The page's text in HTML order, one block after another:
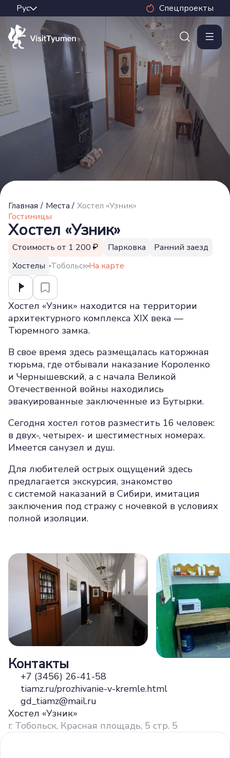
Спецпроекты
Главная / Места / Хостел «Узник»
Гостиницы
Хостел «Узник»
Стоимость от 1 200 Парковка
Ранний заезд
Хостелы ТобольскНа карте
Хостел «Узник» находится на территории
архитектурного комплекса XIX века —
Тюремного замка.
В свое время здесь размещалась каторжная
тюрьма, где отбывали наказание Короленко
и Чернышевский, а с начала Великой
Отечественной войны находились
эвакуированные заключенные из Бутырки.
Сегодня хостел готов разместить 16 человек:
в двух-, четырех- и шестиместных номерах.
Имеется санузел и душ.
Для любителей острых ощущений здесь
предлагается экскурсия, знакомство
с системой наказаний в Сибири, имитация
заключения под стражу с ночевкой в условиях
полной изоляции.
Контакты
+7 (3456) 26-41-58
tiamz.ru/prozhivanie-v-kremle.html
gd_tiamz@mail.ru
Хостел «Узник»
г. Тобольск, Красная площадь, 5 стр. 5